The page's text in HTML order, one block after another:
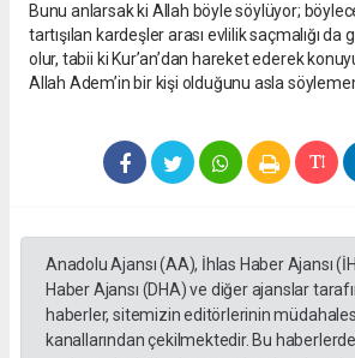
Bunu anlarsak ki Allah böyle söylüyor;
tartışılan kardeşler arası evlilik saçmalığı
olur, tabii ki Kur’an’dan hareket ederek
Allah Adem’in bir kişi olduğunu asla
Anadolu Ajansı (AA), İhlas Haber Ajansı
Haber Ajansı (DHA) ve diğer ajanslar
haberler, sitemizin editörlerinin
kanallarından çekilmektedir. Bu